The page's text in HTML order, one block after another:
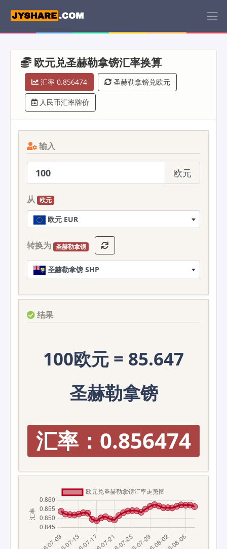
欧元兑圣赫勒拿镑汇率换算
汇率 0.856474 圣赫勒拿镑兑欧元
人民币汇率牌价
输入
欧元
从 欧元
欧元 EUR
转换为 圣赫勒拿镑
圣赫勒拿镑 SHP
结果
100欧元 = 85.647
圣赫勒拿镑
汇率：0.856474